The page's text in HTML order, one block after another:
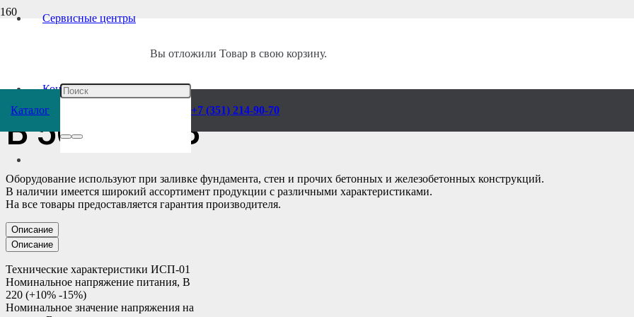
Сервисные центры
Контакты
Вы отложили Товар в свою корзину.
Каталог +7 (351) 214-90-70
Главная /Каталог/Строительное оборудование
Инвертор глубинного вибратора
В 50 Гц 42 В
Оборудование используют при заливке фундамента, стен и прочих бетонных и железобетонных конструкций.
В наличии имеется широкий ассортимент продукции с различными характеристиками.
На все товары предоставляется гарантия производителя.
Описание
Описание
Технические характеристики ИСП-01
Номинальное напряжение питания, В
220 (+10% -15%)
Номинальное значение напряжения на